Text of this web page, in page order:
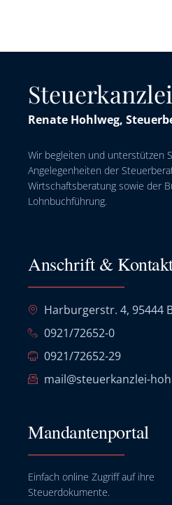
Steuerkanzlei
Renate Hohlweg,
Wir begleiten und unterstützen
Angelegenheiten der
Wirtschaftsberatung sowie der
Lohnbuchführung.
Anschrift &
Harburgerstr. 4, 95444
0921/72652-0
0921/72652-29
mail@steuerkanzlei-
Mandantenportal
Einfach online Zugriff auf ihre
Steuerdokumente.